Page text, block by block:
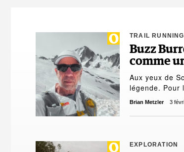
TRAIL RUNNING
Buzz
comme
Aux yeux de
légende.
Brian Metzler 3
EXPLORATION